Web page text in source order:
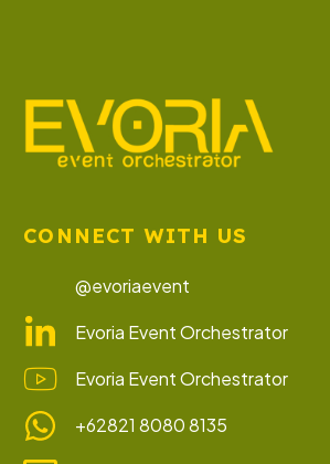
CONNECT WITH US
@evoriaevent
Evoria Event Orchestrator
Evoria Event Orchestrator
+62821 8080 8135